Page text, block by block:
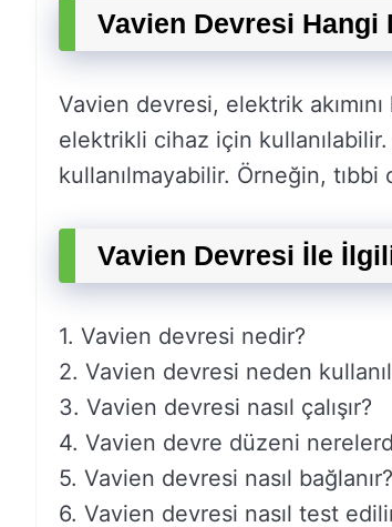
Vavien Devresi Hangi
Vavien devresi, elektrik
elektrikli cihaz için
kullanılmayabilir. Örneğin,
Vavien Devresi İle
1. Vavien devresi nedir?
2. Vavien devresi neden
3. Vavien devresi nasıl çalışır?
4. Vavien devre düzeni
5. Vavien devresi nasıl bağlanır?
6. Vavien devresi nasıl test